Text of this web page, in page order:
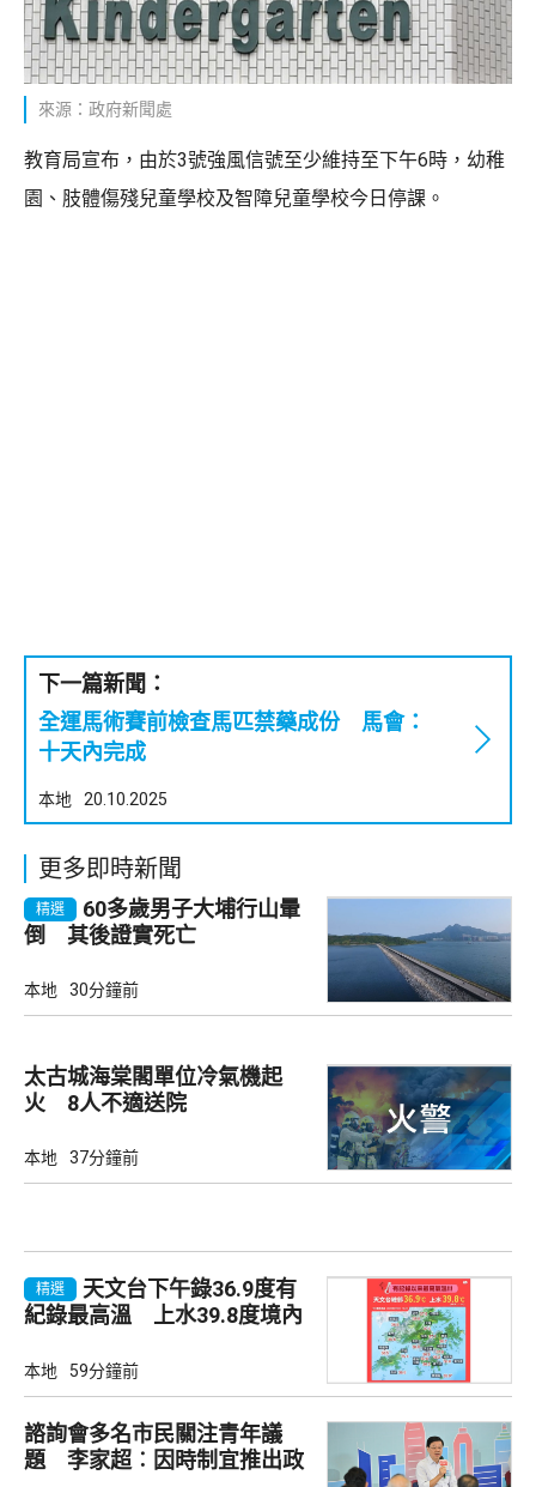
來源：政府新聞處
教育局宣布，由於3號強風信號至少維持至下午6時，幼稚
園、肢體傷殘兒童學校及智障兒童學校今日停課。
下一篇新聞：
全運馬術賽前檢查馬匹禁藥成份 馬會：
十天內完成
本地 20.10.2025
更多即時新聞
精選
60多歲男子大埔行山暈
倒 其後證實死亡
本地 30分鐘前
太古城海棠閣單位冷氣機起
火 8人不適送院
本地 37分鐘前
精選
天文台下午錄36.9度有
紀錄最高溫 上水39.8度境內
本地 59分鐘前
諮詢會多名市民關注青年議
題 李家超︰因時制宜推出政